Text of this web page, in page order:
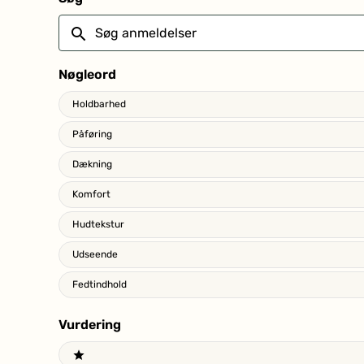
den nyeste viden om ingrediensers betydning for miljø og
* = økologisk · ** = naturlig
Søg
anmeldelser
Nøgleord
Keywords
Holdbarhed
Påføring
Dækning
Komfort
Hudtekstur
Udseende
Fedtindhold
Vurdering
Ratings
1 stars